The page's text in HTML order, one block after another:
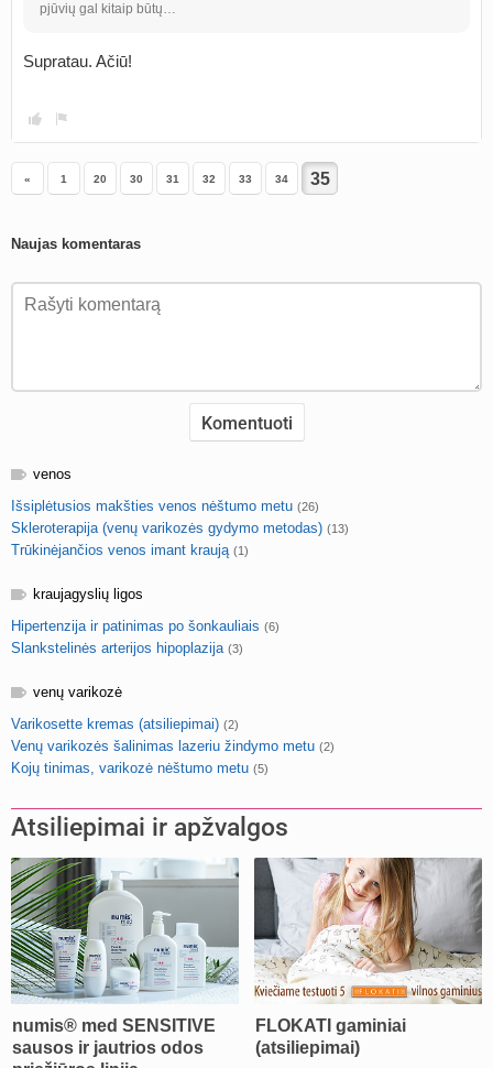
pjūvių gal kitaip būtų…
Supratau. Ačiū!
« 1 20 30 31 32 33 34
Naujas komentaras
venos
Išsiplėtusios makšties venos nėštumo metu (26)
Skleroterapija (venų varikozės gydymo metodas) (13)
Trūkinėjančios venos imant kraują (1)
kraujagyslių ligos
Hipertenzija ir patinimas po šonkauliais (6)
Slankstelinės arterijos hipoplazija (3)
venų varikozė
Varikosette kremas (atsiliepimai) (2)
Venų varikozės šalinimas lazeriu žindymo metu (2)
Kojų tinimas, varikozė nėštumo metu (5)
Atsiliepimai ir apžvalgos
numis® med SENSITIVE
sausos ir jautrios odos
FLOKATI gaminiai
(atsiliepimai)